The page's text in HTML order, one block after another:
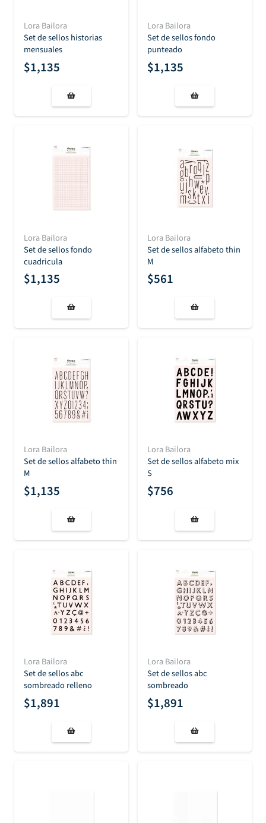
Lora Bailora
Set de sellos historias
mensuales
$1,135
Lora Bailora
Set de sellos fondo
punteado
$1,135
Lora Bailora
Set de sellos fondo
cuadricula
$1,135
Lora Bailora
Set de sellos alfabeto thin
M
$561
Lora Bailora
Set de sellos alfabeto thin
M
$1,135
Lora Bailora
Set de sellos alfabeto mix
S
$756
Lora Bailora
Set de sellos abc
sombreado relleno
$1,891
Lora Bailora
Set de sellos abc
sombreado
$1,891